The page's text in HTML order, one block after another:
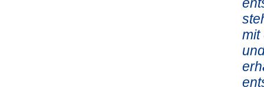
mit